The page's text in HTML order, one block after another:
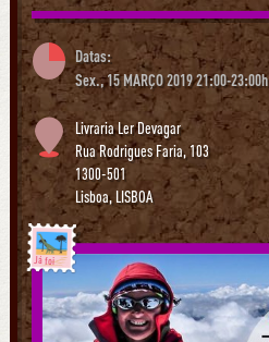
Datas:
Sex., 15 MARÇO 2019 21:00-23:00h
Livraria Ler Devagar
Rua Rodrigues Faria, 103
1300-501
Lisboa, LISBOA
Já foi